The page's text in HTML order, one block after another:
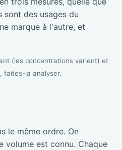
sont des usages du
marque à l'autre, et
(les concentrations varient) et
faites-la analyser.
le même ordre. On
volume est connu. Chaque